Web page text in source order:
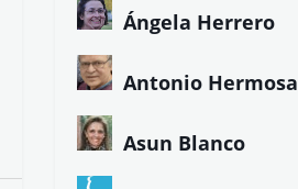
Ángela Herrero
Antonio Hermosa
Asun Blanco